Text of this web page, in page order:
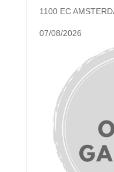
1100 EC
07/08/2026